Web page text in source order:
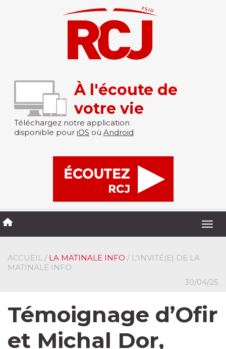
À l'écoute de
votre vie
Téléchargez notre application
disponible pour iOS où Android
ACCUEIL / LA MATINALE INFO / L'INVITÉ(E) DE LA
MATINALE INFO
30/04/25
Témoignage d’Ofir
et Michal Dor,